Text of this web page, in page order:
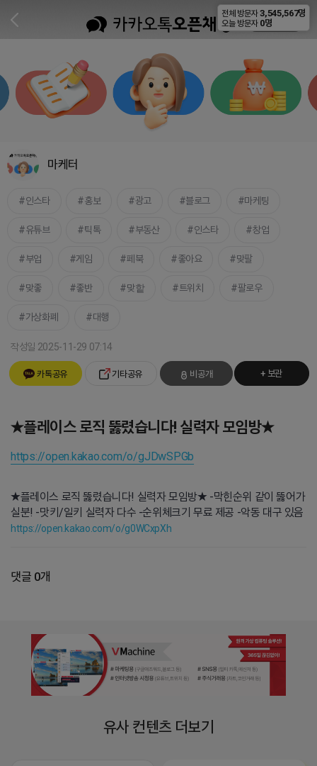
비공개
마케터
인스타 홍보 광고 블로그 마케팅
유튜브 틱톡 부동산 인스타 창업
부업 게임 페북 좋아요 맞팔
맞좋 좋반 맞핱 트위치 팔로우
가상화폐 대행
작성일 2025-11-29 07:14
카톡공유 기타공유 비공개 + 보관
★플레이스 로직 뚫렸습니다! 실력자 모임방★
https://open.kakao.com/o/gJDwSPGb
★플레이스 로직 뚫렸습니다! 실력자 모임방★ -막힌순위 같이 뚫어가
실분! -맛키/일키 실력자 다수 -순위체크기 무료 제공 -악동 대구 있음
https://open.kakao.com/o/g0WCxpXh
댓글 0개
유사 컨텐츠 더보기
전체 방문자 3,545,567명
오늘 방문자 0명